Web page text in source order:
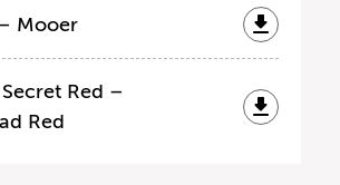
Mooer
Red –
Red